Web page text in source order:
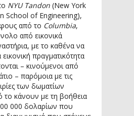
NYU Tandon (New York
School of Engineering),
από το Columbia,
από εικονικά
με το καθένα να
πραγματικότητα
– κινούμενοι από
– παρόμοια με τις
των δωματίων
το κάνουν με τη βοήθεια
000 δολαρίων που